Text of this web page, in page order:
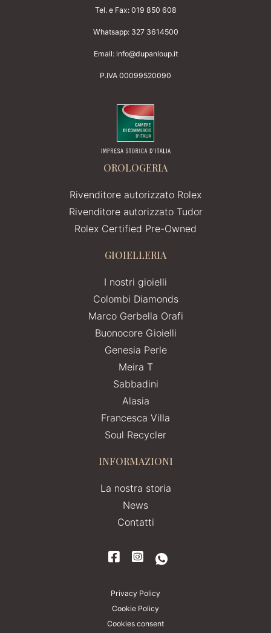
Tel. e Fax: 019 850 608
Whatsapp: 327 3614500
Email: info@dupanloup.it
P.IVA 00099520090
OROLOGERIA
Rivenditore autorizzato Rolex
Rivenditore autorizzato Tudor
Rolex Certified Pre-Owned
GIOIELLERIA
I nostri gioielli
Colombi Diamonds
Marco Gerbella Orafi
Buonocore Gioielli
Genesia Perle
Meira T
Sabbadini
Alasia
Francesca Villa
Soul Recycler
INFORMAZIONI
La nostra storia
News
Contatti
Privacy Policy
Cookie Policy
Cookies consent